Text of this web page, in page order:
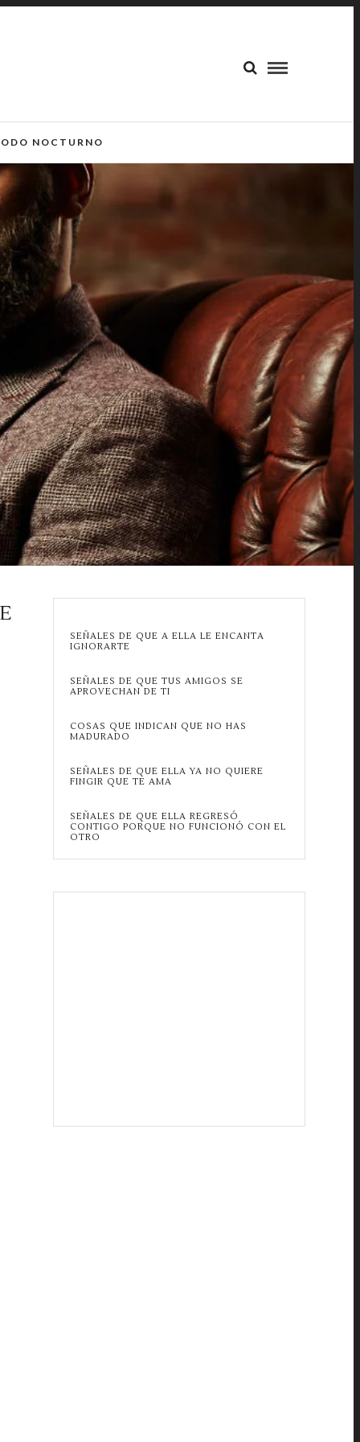
NOCTURNO
SEÑALES DE QUE A ELLA LE ENCANTA
IGNORARTE
SEÑALES DE QUE TUS AMIGOS SE
APROVECHAN DE TI
COSAS QUE INDICAN QUE NO HAS
MADURADO
SEÑALES DE QUE ELLA YA NO QUIERE
FINGIR QUE TE AMA
SEÑALES DE QUE ELLA REGRESÓ
CONTIGO PORQUE NO FUNCIONÓ CON EL
OTRO